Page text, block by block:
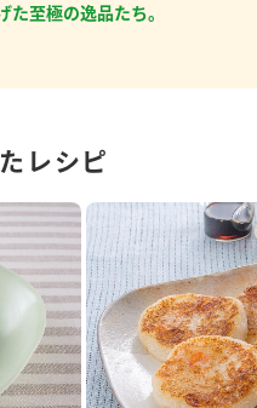
た至極の逸品たち。
レシピ